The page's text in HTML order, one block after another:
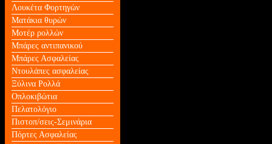
Λουκέτα Φορτηγών
Ματάκια θυρών
Μοτέρ ρολλών
Μπάρες αντιπανικού
Μπάρες Ασφαλείας
Ντουλάπες ασφαλείας
Ξύλινα Ρολλά
Οπλοκιβώτια
Πελατολόγιο
Πιστοπ/σεις-Σεμινάρια
Πόρτες Ασφαλείας